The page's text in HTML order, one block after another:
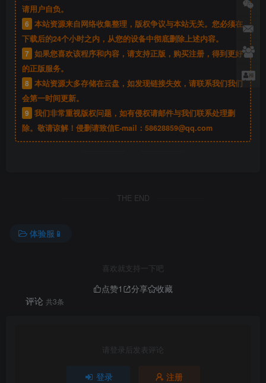
请用户自负。
6 本站资源来自网络收集整理，版权争议与本站无关。您必须在
下载后的24个小时之内，从您的设备中彻底删除上述内容。
7 如果您喜欢该程序和内容，请支持正版，购买注册，得到更好
的正版服务。
8 本站资源大多存储在云盘，如发现链接失效，请联系我们我们
会第一时间更新。
9 我们非常重视版权问题，如有侵权请邮件与我们联系处理删
除。敬请谅解！侵删请致信E-mail： 58628859@qq.com
THE END
体验服📱
喜欢就支持一下吧
点赞1 分享 收藏
评论 共3条
请登录后发表评论
登录 注册